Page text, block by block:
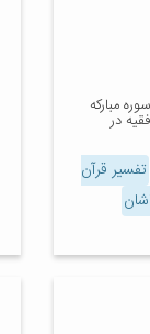
مبارکه
در
تفسیر قرآن